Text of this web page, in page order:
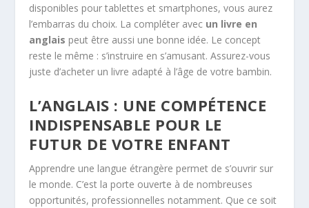
disponibles pour tablettes et smartphones, vous aurez
l’embarras du choix. La compléter avec un livre en
anglais peut être aussi une bonne idée. Le concept
reste le même : s’instruire en s’amusant. Assurez-vous
juste d’acheter un livre adapté à l’âge de votre bambin.
L’ANGLAIS : UNE COMPÉTENCE
INDISPENSABLE POUR LE
FUTUR DE VOTRE ENFANT
Apprendre une langue étrangère permet de s’ouvrir sur
le monde. C’est la porte ouverte à de nombreuses
opportunités, professionnelles notamment. Que ce soit